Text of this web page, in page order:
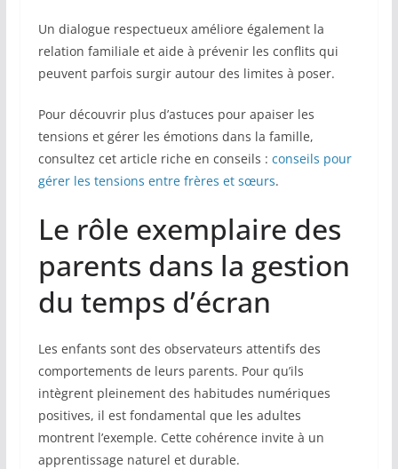
Un dialogue respectueux améliore également la
relation familiale et aide à prévenir les conflits qui
peuvent parfois surgir autour des limites à poser.
Pour découvrir plus d’astuces pour apaiser les
tensions et gérer les émotions dans la famille,
consultez cet article riche en conseils : conseils pour
gérer les tensions entre frères et sœurs.
Le rôle exemplaire des
parents dans la gestion
du temps d’écran
Les enfants sont des observateurs attentifs des
comportements de leurs parents. Pour qu’ils
intègrent pleinement des habitudes numériques
positives, il est fondamental que les adultes
montrent l’exemple. Cette cohérence invite à un
apprentissage naturel et durable.